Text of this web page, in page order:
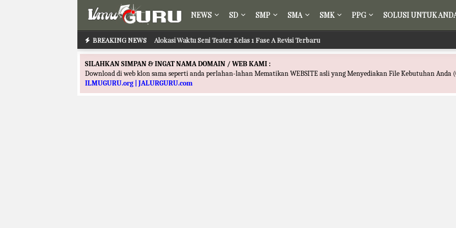
NEWS SD SMP SMA SMK PPG SOLUSI UNTUK
BREAKING NEWS Alokasi Waktu Seni Teater Kelas 1 Fase A Revisi Terbaru
SILAHKAN SIMPAN & INGAT NAMA DOMAIN / WEB KAMI :
Download di web klon sama seperti anda perlahan-lahan Mematikan WEBSITE asli yang Menyediakan File Kebutuhan Anda
ILMUGURU.org | JALURGURU.com